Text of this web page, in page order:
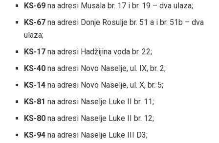
KS-69 na adresi Musala br. 17 i br. 19 – dva ulaza;
KS-67na adresi Donje Rosulje br. 51 a i br. 51b – dva
ulaza;
KS-17na adresi Hadžijina voda br. 22;
KS-40na adresi Novo Naselje, ul. IX, br. 2;
KS-14na adresi Novo Naselje, ul. X, br. 5;
KS-81na adresi Naselje Luke II br. 11;
KS-80na adresi Naselje Luke II br. 12;
KS-94na adresi Naselje Luke III D3;